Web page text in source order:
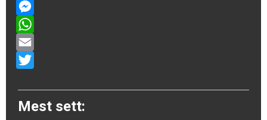
Facebook
Messenger
WhatsApp
Email
Mest sett: